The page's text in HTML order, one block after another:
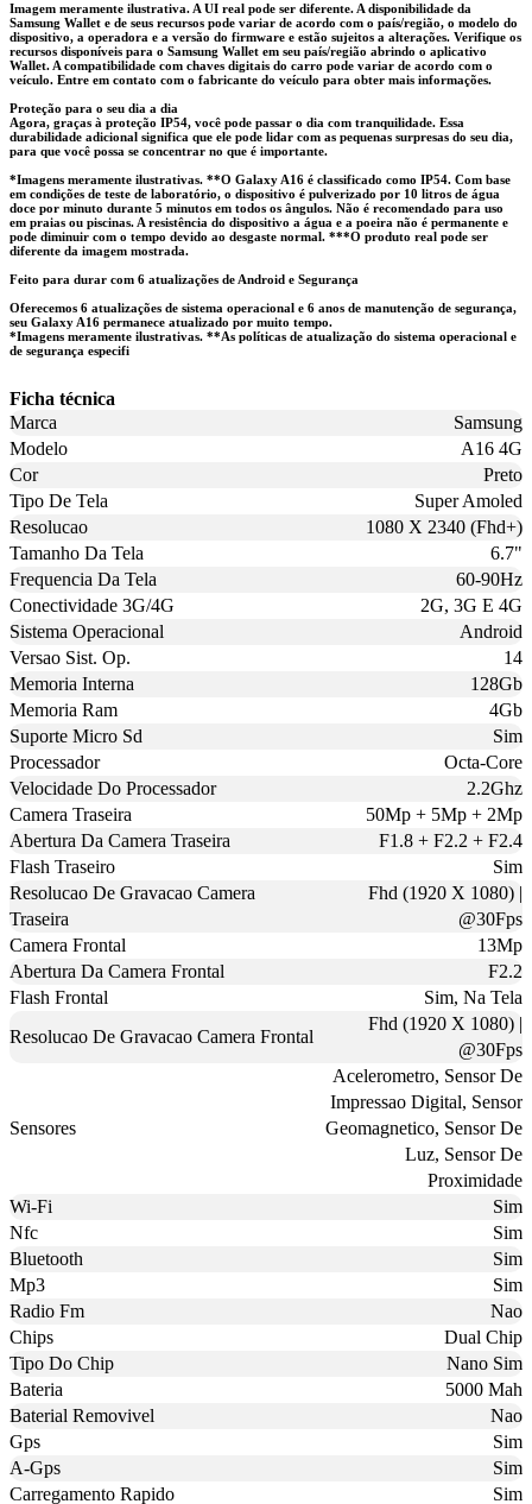
Imagem meramente ilustrativa. A UI real pode ser diferente. A disponibilidade da
Samsung Wallet e de seus recursos pode variar de acordo com o país/região, o modelo do
dispositivo, a operadora e a versão do firmware e estão sujeitos a alterações. Verifique os
recursos disponíveis para o Samsung Wallet em seu país/região abrindo o aplicativo
Wallet. A compatibilidade com chaves digitais do carro pode variar de acordo com o
veículo. Entre em contato com o fabricante do veículo para obter mais informações.
Proteção para o seu dia a dia
Agora, graças à proteção IP54, você pode passar o dia com tranquilidade. Essa
durabilidade adicional significa que ele pode lidar com as pequenas surpresas do seu dia,
para que você possa se concentrar no que é importante.
*Imagens meramente ilustrativas. **O Galaxy A16 é classificado como IP54. Com base
em condições de teste de laboratório, o dispositivo é pulverizado por 10 litros de água
doce por minuto durante 5 minutos em todos os ângulos. Não é recomendado para uso
em praias ou piscinas. A resistência do dispositivo a água e a poeira não é permanente e
pode diminuir com o tempo devido ao desgaste normal. ***O produto real pode ser
diferente da imagem mostrada.
Feito para durar com 6 atualizações de Android e Segurança
Oferecemos 6 atualizações de sistema operacional e 6 anos de manutenção de segurança,
seu Galaxy A16 permanece atualizado por muito tempo.
*Imagens meramente ilustrativas. **As políticas de atualização do sistema operacional e
de segurança especifi
Ficha técnica
Marca
Samsung
Modelo
A16 4G
Cor
Preto
Tipo De Tela
Super Amoled
Resolucao
1080 X 2340 (Fhd+)
Tamanho Da Tela
6.7"
Frequencia Da Tela
60-90Hz
Conectividade 3G/4G
2G, 3G E 4G
Sistema Operacional
Android
Versao Sist. Op.
14
Memoria Interna
128Gb
Memoria Ram
4Gb
Suporte Micro Sd
Sim
Processador
Octa-Core
Velocidade Do Processador
2.2Ghz
Camera Traseira
50Mp + 5Mp + 2Mp
Abertura Da Camera Traseira
F1.8 + F2.2 + F2.4
Flash Traseiro
Sim
Resolucao De Gravacao Camera
Traseira
Fhd (1920 X 1080) |
@30Fps
Camera Frontal
13Mp
Abertura Da Camera Frontal
F2.2
Flash Frontal
Sim, Na Tela
Resolucao De Gravacao Camera Frontal
Fhd (1920 X 1080) |
@30Fps
Sensores
Acelerometro, Sensor De
Impressao Digital, Sensor
Geomagnetico, Sensor De
Luz, Sensor De
Proximidade
Wi-Fi
Sim
Nfc
Sim
Bluetooth
Sim
Mp3
Sim
Radio Fm
Nao
Chips
Dual Chip
Tipo Do Chip
Nano Sim
Bateria
5000 Mah
Baterial Removivel
Nao
Gps
Sim
A-Gps
Sim
Carregamento Rapido
Sim